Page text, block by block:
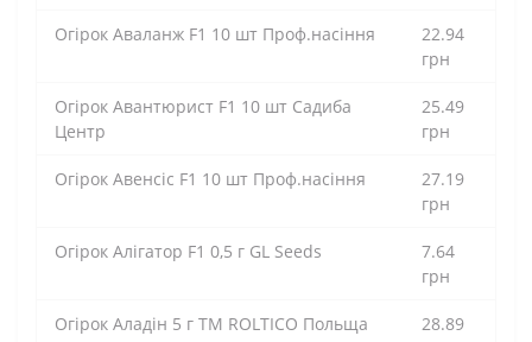
Огірок Аваланж F1 10 шт Проф.насіння
22.94
грн
Огірок Авантюрист F1 10 шт Садиба
Центр
25.49
грн
Огірок Авенсіс F1 10 шт Проф.насіння
27.19
грн
Огірок Алігатор F1 0,5 г GL Seeds
7.64
грн
Огірок Аладін 5 г ТМ ROLTICO Польща
28.89